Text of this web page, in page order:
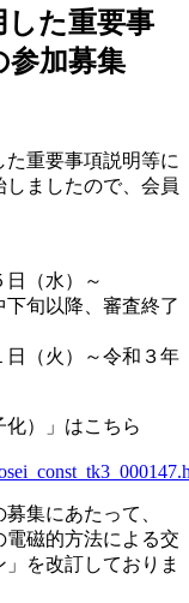
した重要事
参加募集
重要事項説明等に
ましたので、会員
（水）～
旬以降、審査終了
（火）～令和３年
）」はこちら
集にあたって、
電磁的方法による交
を改訂しておりま